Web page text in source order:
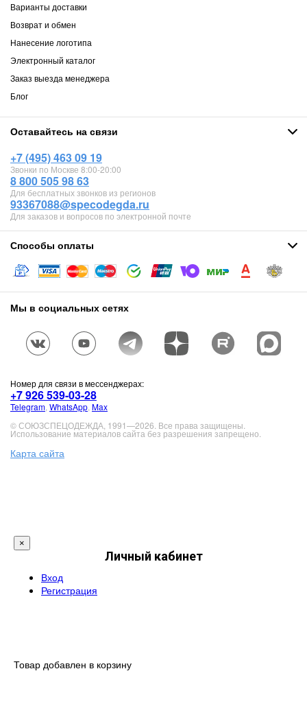
Варианты доставки
Возврат и обмен
Нанесение логотипа
Электронный каталог
Заказ выезда менеджера
Блог
Оставайтесь на связи
+7 (495) 463 09 19
Звонки по Москве 8:00-20:00
8 800 505 98 63
Для бесплатных звонков из регионов
93367088@specodegda.ru
Для заказов и вопросов по электронной почте
Способы оплаты
Мы в социальных сетях
Номер для связи в мессенджерах:
+7 926 539-03-28
Telegram WhatsApp Max
© СОЮЗСПЕЦОДЕЖДА, 1991—2026. Все права защищены.
Использование материалов сайта без разрешения запрещено.
Карта сайта
×
Личный кабинет
Вход
Регистрация
Товар добавлен в корзину